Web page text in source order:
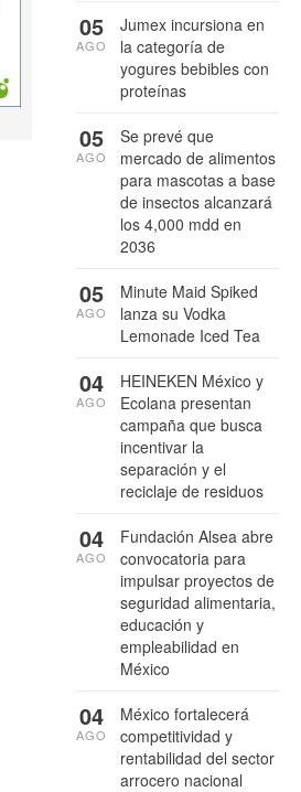
Jumex incursiona en
la categoría de
yogures bebibles con
proteínas
05
AGO
Se prevé que
mercado de alimentos
para mascotas a base
de insectos alcanzará
los 4,000 mdd en
2036
05
AGO
Minute Maid Spiked
lanza su Vodka
Lemonade Iced Tea
05
AGO
HEINEKEN México y
Ecolana presentan
campaña que busca
incentivar la
separación y el
reciclaje de residuos
04
AGO
Fundación Alsea abre
convocatoria para
impulsar proyectos de
seguridad alimentaria,
educación y
empleabilidad en
México
04
AGO
México fortalecerá
competitividad y
rentabilidad del sector
arrocero nacional
04
AGO